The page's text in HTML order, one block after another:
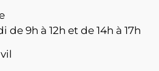
9h à 12h et de 14h à 17h